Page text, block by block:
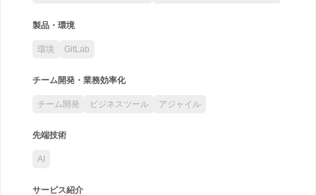
製品・環境
環境 GitLab
チーム開発・業務効率化
チーム開発 ビジネスツール アジャイル
先端技術
AI
サービス紹介